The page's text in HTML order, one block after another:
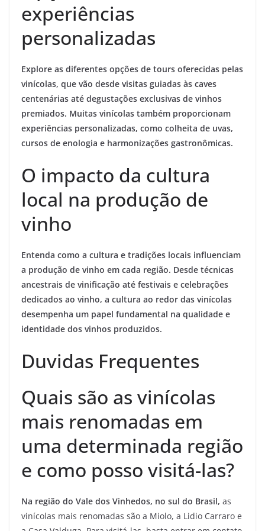
experiências
personalizadas
Explore as diferentes opções de tours oferecidas pelas
vinícolas, que vão desde visitas guiadas às caves
centenárias até degustações exclusivas de vinhos
premiados. Muitas vinícolas também proporcionam
experiências personalizadas, como colheita de uvas,
cursos de enologia e harmonizações gastronômicas.
O impacto da cultura
local na produção de
vinho
Entenda como a cultura e tradições locais influenciam
a produção de vinho em cada região. Desde técnicas
ancestrais de vinificação até festivais e celebrações
dedicados ao vinho, a cultura ao redor das vinícolas
desempenha um papel fundamental na qualidade e
identidade dos vinhos produzidos.
Duvidas Frequentes
Quais são as vinícolas
mais renomadas em
uma determinada região
e como posso visitá-las?
Na região do Vale dos Vinhedos, no sul do Brasil, as
vinícolas mais renomadas são a Miolo, a Lidio Carraro e